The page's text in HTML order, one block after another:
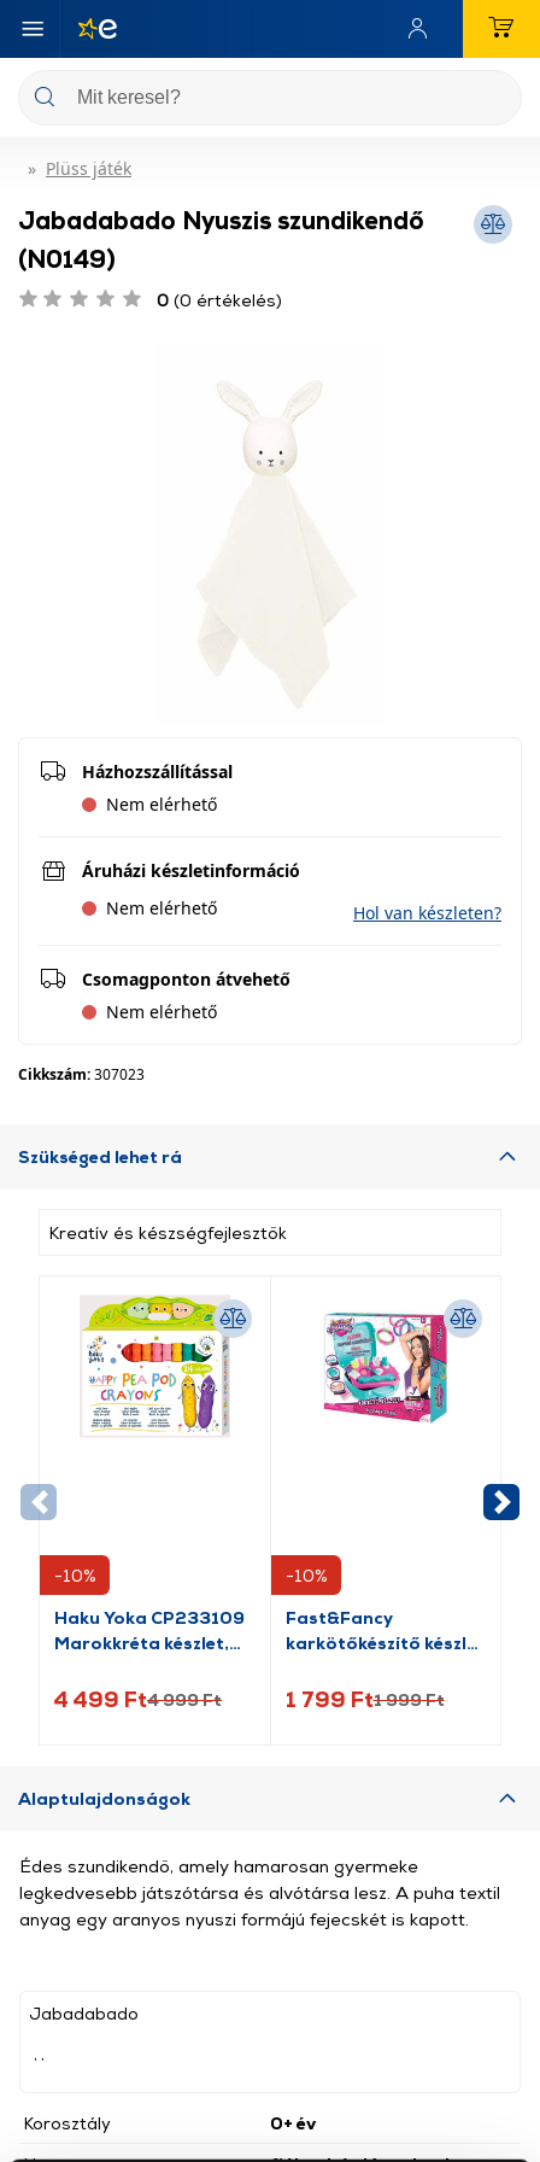
Plüss játék
Jabadabado Nyuszis szundikendő
(N0149)
0 (0 értékelés)
Házhozszállítással
Nem elérhető
Áruházi készletinformáció
Nem elérhető
Hol van készleten?
Csomagponton átvehető
Nem elérhető
Cikkszám:307023
Szükséged lehet rá
Kreatív és készségfejlesztők
-10%
Haku Yoka CP233109
Marokkréta készlet,
4 499 Ft4 999 Ft
-10%
Fast&Fancy
karkötőkészítő készlet
(MMBLZ103)
1 799 Ft1 999 Ft
Alaptulajdonságok
Jabadabado
Korosztály
0+ év
Édes szundikendő, amely hamarosan gyermeke
legkedvesebb játszótársa és alvótársa lesz. A puha textil
anyag egy aranyos nyuszi formájú fejecskét is kapott.